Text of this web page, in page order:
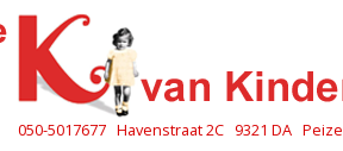
050-5017677 Havenstraat 2C 9321 DA Peize